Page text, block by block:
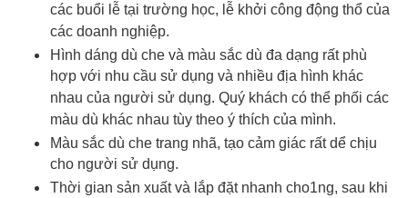
các buổi lễ tại trường học, lễ khởi công động thổ của
các doanh nghiệp.
Hình dáng dù che và màu sắc dù đa dạng rất phù
hợp với nhu cầu sử dụng và nhiều địa hình khác
nhau của người sử dụng. Quý khách có thể phối các
màu dù khác nhau tùy theo ý thích của mình.
Màu sắc dù che trang nhã, tạo cảm giác rất dể chịu
cho người sử dụng.
Thời gian sản xuất và lắp đặt nhanh cho1ng, sau khi